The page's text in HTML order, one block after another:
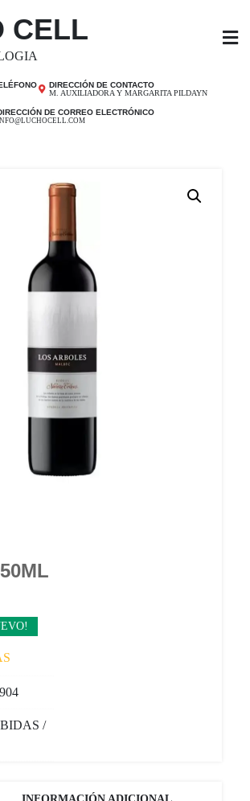
CELL
DIRECCIÓN DE CONTACTO
M. AUXILIADORA Y MARGARITA PILDAYN
DE CORREO ELECTRÓNICO
/